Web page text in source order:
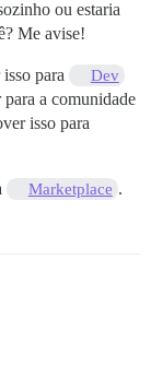
ou estaria
Me avise!
para Dev
para a comunidade
isso para
Marketplace .